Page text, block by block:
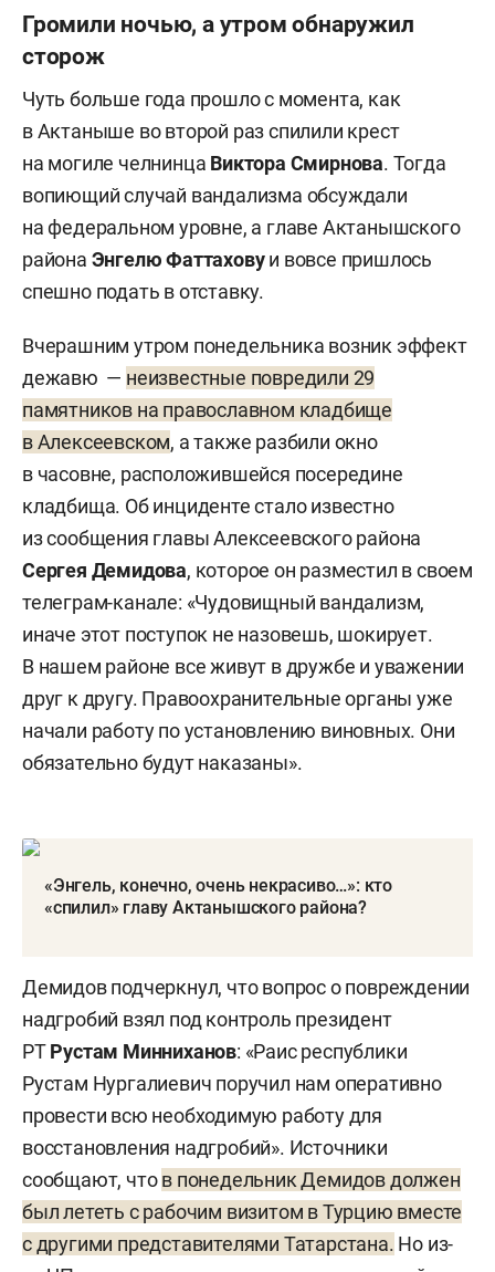
Громили ночью, а утром обнаружил
сторож
Чуть больше года прошло с момента, как
в Актаныше во второй раз спилили крест
на могиле челнинца Виктора Смирнова. Тогда
вопиющий случай вандализма обсуждали
на федеральном уровне, а главе Актанышского
района Энгелю Фаттаховуи вовсе пришлось
спешно подать в отставку.
Вчерашним утром понедельника возник эффект
дежавю — неизвестные повредили 29
памятников на православном кладбище
в Алексеевском, а также разбили окно
в часовне, расположившейся посередине
кладбища. Об инциденте стало известно
из сообщения главы Алексеевского района
Сергея Демидова, которое он разместил в своем
телеграм-канале: «Чудовищный вандализм,
иначе этот поступок не назовешь, шокирует.
В нашем районе все живут в дружбе и уважении
друг к другу. Правоохранительные органы уже
начали работу по установлению виновных. Они
обязательно будут наказаны».
«Энгель, конечно, очень некрасиво…»: кто
«спилил» главу Актанышского района?
Демидов подчеркнул, что вопрос о повреждении
надгробий взял под контроль президент
РТРустам Минниханов: «Раис республики
Рустам Нургалиевич поручил нам оперативно
провести всю необходимую работу для
восстановления надгробий». Источники
сообщают, чтов понедельник Демидов должен
был лететь с рабочим визитом в Турцию вместе
с другими представителями Татарстана. Но из-